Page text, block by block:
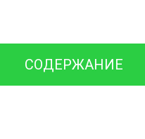
СОДЕРЖАНИЕ